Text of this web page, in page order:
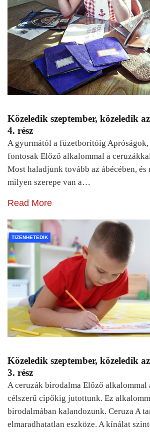
Közeledik szeptember, közeledik
4. rész
A gyurmától a füzetborítóig Apróságok,
fontosak Előző alkalommal a
Most haladjunk tovább az ábécében, és
milyen szerepe van a…
Read More
TIZENHETEDIK
Közeledik szeptember, közeledik
3. rész
A ceruzák birodalma Előző alkalommal
célszerű cipőkig jutottunk. Ez
birodalmában kalandozunk. Ceruza A
elmaradhatatlan eszköze. A kínálat